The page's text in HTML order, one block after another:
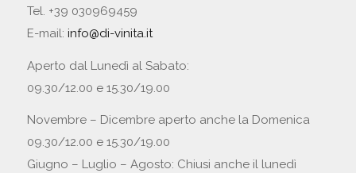
Tel. +39 030969459
E-mail: info@di-vinita.it
Aperto dal Lunedì al Sabato:
09.30/12.00 e 15.30/19.00
Novembre – Dicembre aperto anche la Domenica
09.30/12.00 e 15.30/19.00
Giugno – Luglio – Agosto: Chiusi anche il lunedì